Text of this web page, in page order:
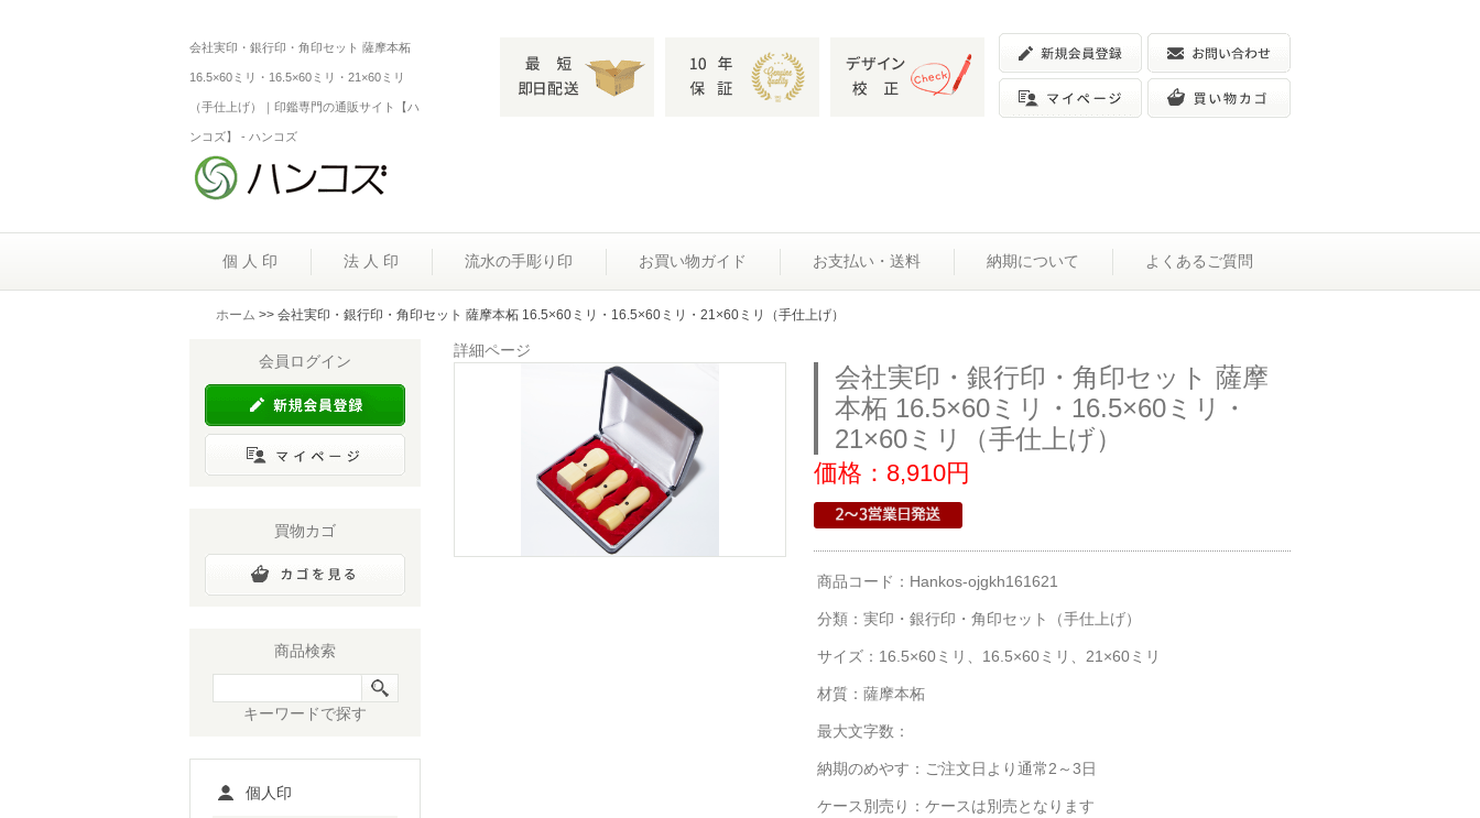
会社実印・銀行印・角印セット 薩摩本柘
16.5×60ミリ・16.5×60ミリ・21×60ミリ
（手仕上げ）｜印鑑専門の通販サイト【ハ
ンコズ】 - ハンコズ
個 人 印 法 人 印 流水の手彫り印 お買い物ガイド お支払い・送料 納期について よくあるご質問
ホーム >> 会社実印・銀行印・角印セット 薩摩本柘 16.5×60ミリ・16.5×60ミリ・21×60ミリ（手仕上げ）
詳細ページ
会社実印・銀行印・角印セット 薩摩
本柘 16.5×60ミリ・16.5×60ミリ・
21×60ミリ（手仕上げ）
価格：8,910円
商品コード：Hankos-ojgkh161621
分類： 実印・銀行印・角印セット（手仕上げ）
サイズ：16.5×60ミリ、16.5×60ミリ、21×60ミリ
材質：薩摩本柘
最大文字数：
納期のめやす：ご注文日より通常2～3日
ケース別売り：ケースは別売となります
会員ログイン
買物カゴ
商品検索
キーワードで探す
個人印